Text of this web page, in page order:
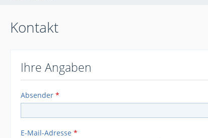
Kontakt
Ihre Angaben
Absender *
E-Mail-Adresse *